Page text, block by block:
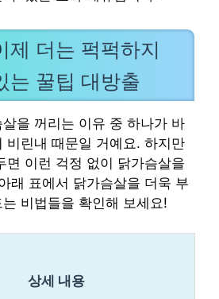
제 더는 퍽퍽하지
는 꿀팁 대방출
을 꺼리는 이유 중 하나가 바
비린내 때문일 거예요. 하지만
면 이런 걱정 없이 닭가슴살을
래 표에서 닭가슴살을 더욱 부
비법들을 확인해 보세요!
상세 내용